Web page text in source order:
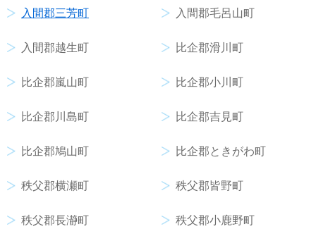
入間郡三芳町 入間郡毛呂山町
入間郡越生町 比企郡滑川町
比企郡嵐山町 比企郡小川町
比企郡川島町 比企郡吉見町
比企郡鳩山町 比企郡ときがわ町
秩父郡横瀬町 秩父郡皆野町
秩父郡長瀞町 秩父郡小鹿野町